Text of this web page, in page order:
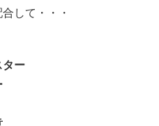
して・・・
ター